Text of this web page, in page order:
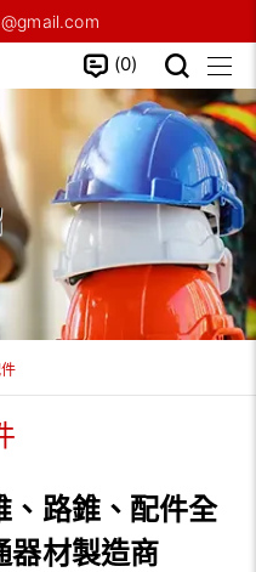
0
、路錐、配件全
器材製造商